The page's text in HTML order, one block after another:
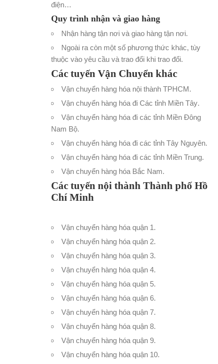
điện…
Quy trình nhận và giao hàng
Nhận hàng tận nơi và giao hàng tận nơi.
Ngoài ra còn một số phương thức khác, tùy
thuộc vào yêu cầu và trao đổi khi trao đổi.
Các tuyến Vận Chuyển khác
Vận chuyển hàng hóa nội thành TPHCM.
Vận chuyển hàng hóa đi Các tỉnh Miền Tây.
Vận chuyển hàng hóa đi các tỉnh Miền Đông
Nam Bộ.
Vận chuyển hàng hóa đi các tỉnh Tây Nguyên.
Vận chuyển hàng hóa đi các tỉnh Miền Trung.
Vận chuyển hàng hóa Bắc Nam.
Các tuyến nội thành Thành phố Hồ
Chí Minh
Vận chuyển hàng hóa quận 1.
Vận chuyển hàng hóa quận 2.
Vận chuyển hàng hóa quận 3.
Vận chuyển hàng hóa quận 4.
Vận chuyển hàng hóa quận 5.
Vận chuyển hàng hóa quận 6.
Vận chuyển hàng hóa quận 7.
Vận chuyển hàng hóa quận 8.
Vận chuyển hàng hóa quận 9.
Vận chuyển hàng hóa quận 10.